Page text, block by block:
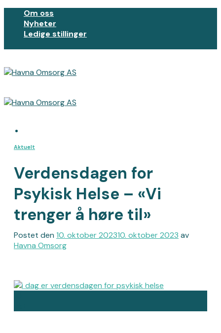
content
Om oss
Nyheter
Ledige stillinger
Aktuelt
Verdensdagen for
Psykisk Helse – «Vi
trenger å høre til»
Postet den 10. oktober 202310. oktober 2023 av
Havna Omsorg